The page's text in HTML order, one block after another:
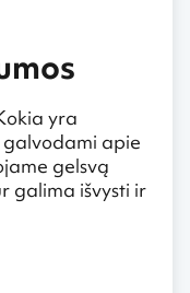
yra
galvodami apie
gelsvą
galima išvysti ir